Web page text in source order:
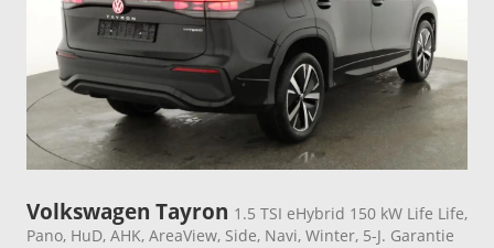
Volkswagen Tayron 1.5 TSI eHybrid 150 kW Life Life,
Pano, HuD, AHK, AreaView, Side, Navi, Winter, 5-J. Garantie